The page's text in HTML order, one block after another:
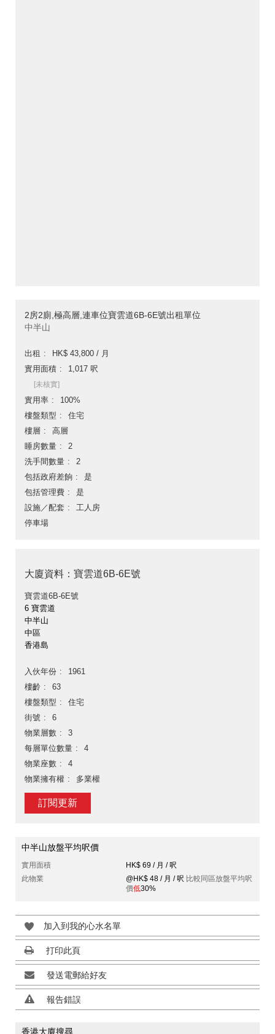
2房2廁,極高層,連車位寶雲道6B-6E號出租單位
中半山
出租
HK$ 43,800 / 月
實用面積
1,017 呎
[未核實]
實用率
100%
樓盤類型
住宅
樓層
高層
睡房數量
2
洗手間數量
2
包括政府差餉
是
包括管理費
是
設施／配套
工人房
停車場
大廈資料：寶雲道6B-6E號
寶雲道6B-6E號
6 寶雲道
中半山
中區
香港島
入伙年份
1961
樓齡
63
樓盤類型
住宅
街號
6
物業層數
3
每層單位數量
4
物業座數
4
物業擁有權
多業權
訂閱更新
中半山放盤平均呎價
實用面積
HK$ 69 / 月 / 呎
此物業
@HK$ 48 / 月 / 呎 比較同區放盤平均呎
價低30%
加入到我的心水名單
打印此頁
發送電郵給好友
報告錯誤
香港大廈搜尋